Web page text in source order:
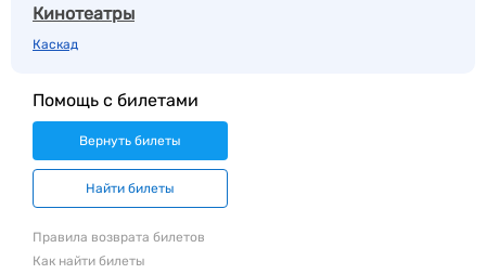
Кинотеатры
Каскад
Помощь с билетами
Вернуть билеты
Найти билеты
Правила возврата билетов
Как найти билеты